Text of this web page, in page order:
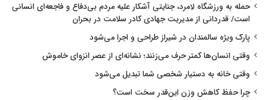
حمله به ورزشگاه لامرد، جنایتی آشکار علیه مردم بی‌دفاع و فاجعه‌ای انسانی
است/ قدردانی از مدیریت جهادی کادر سلامت در بحران
پارک ویژه سالمندان در شیراز طراحی و اجرا می‌شود
وقتی انسان‌ها کمتر حرف می‌زنند؛ نشانه‌ای از عصر انزوای خاموش
وقتی خانه به دستیار شخصی شما تبدیل می‌شود
چرا حفظ کاهش وزن این‌قدر سخت است؟